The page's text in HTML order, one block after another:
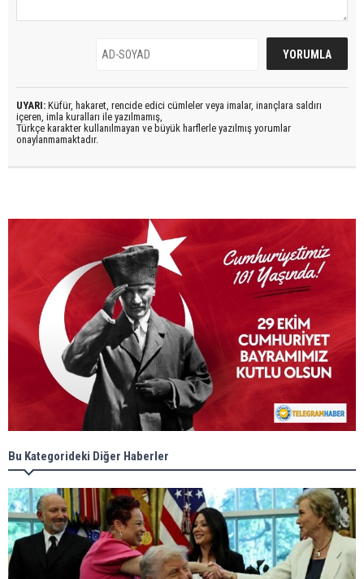
UYARI: Küfür, hakaret, rencide edici cümleler veya imalar, inançlara saldırı
içeren, imla kuralları ile yazılmamış,
Türkçe karakter kullanılmayan ve büyük harflerle yazılmış yorumlar
onaylanmamaktadır.
Bu Kategorideki Diğer Haberler